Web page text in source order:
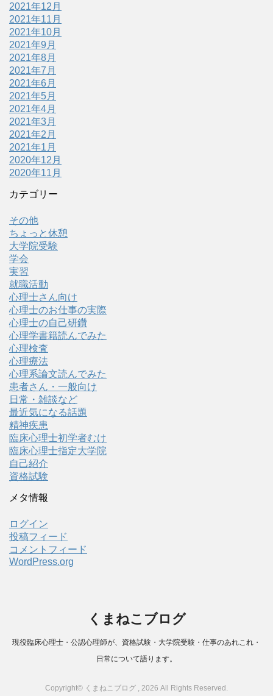
2021年12月
2021年11月
2021年10月
2021年9月
2021年8月
2021年7月
2021年6月
2021年5月
2021年4月
2021年3月
2021年2月
2021年1月
2020年12月
2020年11月
カテゴリー
その他
ちょっと休憩
大学院受験
学会
実習
就職活動
心理士さん向け
心理士のお仕事の実際
心理士の自己研鑽
心理学書籍読んでみた
心理検査
心理療法
心理系論文読んでみた
患者さん・一般向け
日常・雑談など
最近気になる話題
精神疾患
臨床心理士初学者むけ
臨床心理士指定大学院
自己紹介
資格試験
メタ情報
ログイン
投稿フィード
コメントフィード
WordPress.org
くまねこブログ
現役臨床心理士・公認心理師が、資格試験・大学院受験・仕事のあれこれ・
日常について語ります。
Copyright© くまねこブログ , 2026 All Rights Reserved.